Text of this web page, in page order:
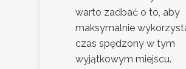
warto zadbać o to, aby
maksymalnie
czas spędzony w tym
wyjątkowym miejscu.